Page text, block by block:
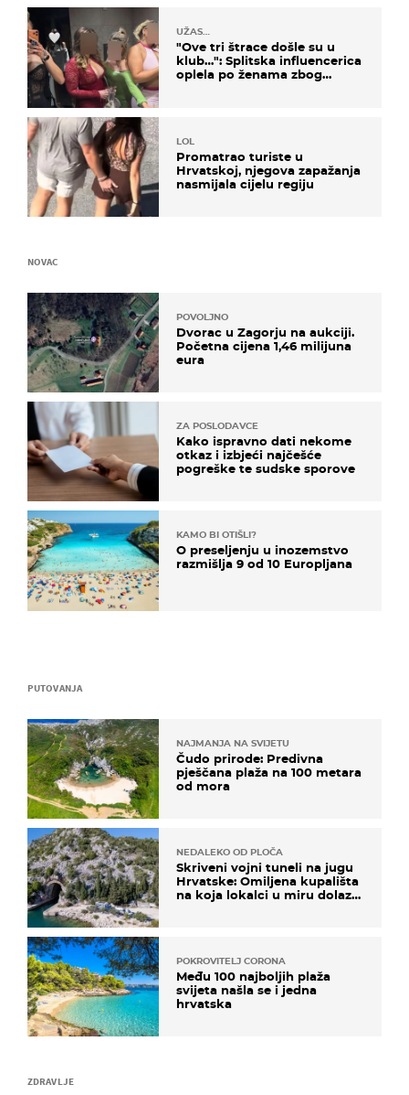
ZDRAVLJE
UŽAS…
"Ove tri štrace došle su u
klub…": Splitska influencerica
oplela po ženama zbog
LOL
Promatrao turiste u
Hrvatskoj, njegova zapažanja
nasmijala cijelu regiju
PUTOVANJA
NAJMANJA NA SVIJETU
Čudo prirode: Predivna
pješčana plaža na 100 metara
od mora
NEDALEKO OD PLOČA
Skriveni vojni tuneli na jugu
Hrvatske: Omiljena kupališta
na koja lokalci u miru dolaze
POKROVITELJ CORONA
Među 100 najboljih plaža
svijeta našla se i jedna
hrvatska
NOVAC
POVOLJNO
Dvorac u Zagorju na aukciji.
Početna cijena 1,46 milijuna
eura
ZA POSLODAVCE
Kako ispravno dati nekome
otkaz i izbjeći najčešće
pogreške te sudske sporove
KAMO BI OTIŠLI?
O preseljenju u inozemstvo
razmišlja 9 od 10 Europljana